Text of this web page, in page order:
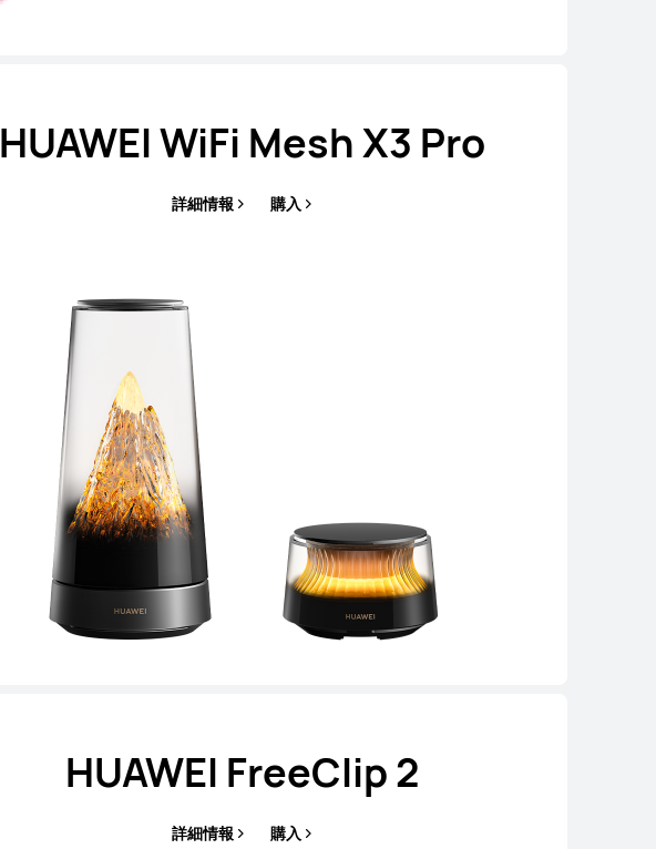
HUAWEI WiFi Mesh X3 Pro
詳細情報 購入
HUAWEI FreeClip 2
詳細情報 購入